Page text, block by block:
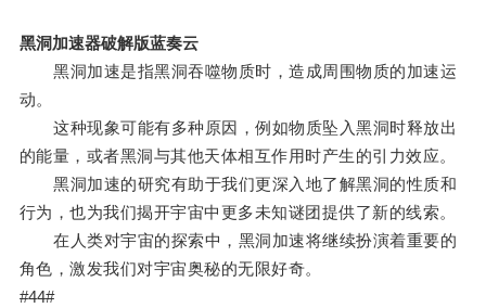
黑洞加速器破解版蓝奏云
黑洞加速是指黑洞吞噬物质时，造成周围物质的加速运
动。
这种现象可能有多种原因，例如物质坠入黑洞时释放出
的能量，或者黑洞与其他天体相互作用时产生的引力效应。
黑洞加速的研究有助于我们更深入地了解黑洞的性质和
行为，也为我们揭开宇宙中更多未知谜团提供了新的线索。
在人类对宇宙的探索中，黑洞加速将继续扮演着重要的
角色，激发我们对宇宙奥秘的无限好奇。
#44#